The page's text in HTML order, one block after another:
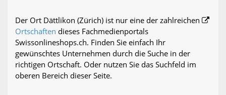
Der Ort Dättlikon (Zürich) ist nur eine der zahlreichen
Ortschaften dieses Fachmedienportals
Swissonlineshops.ch. Finden Sie einfach Ihr
gewünschtes Unternehmen durch die Suche in der
richtigen Ortschaft. Oder nutzen Sie das Suchfeld im
oberen Bereich dieser Seite.